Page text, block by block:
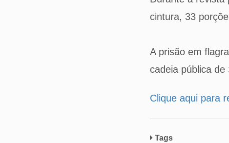
cintura, 33
A prisão em
cadeia pública
Clique aqui para
Tags